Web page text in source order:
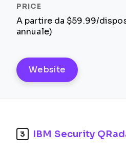
A partire da $59.99/
annuale)
Website
3 IBM Security